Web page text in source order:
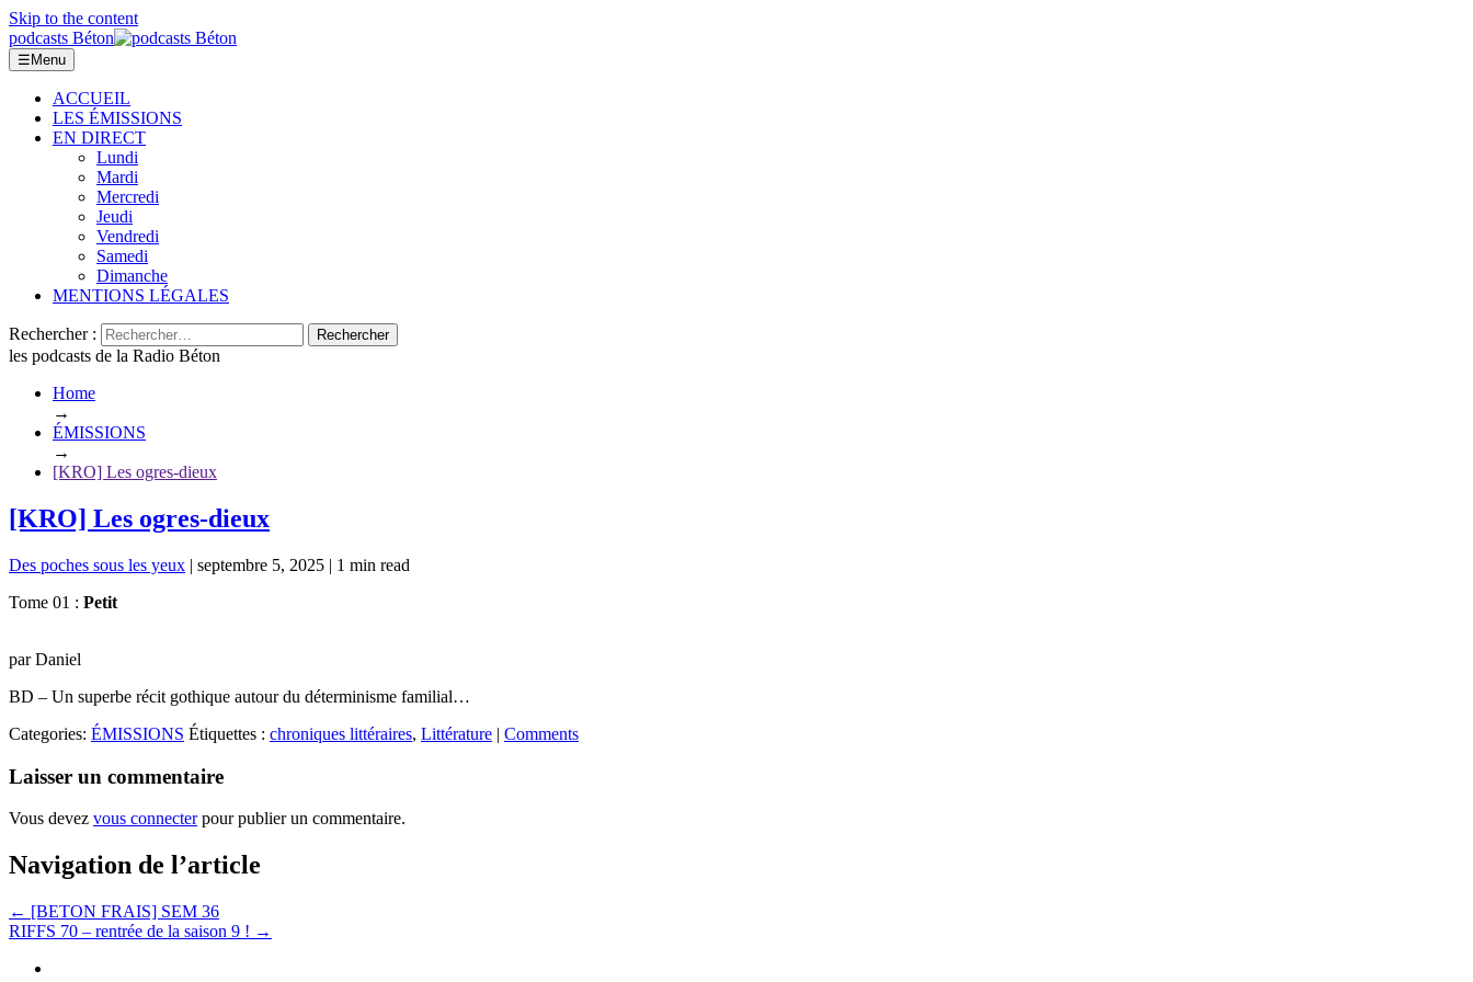
Skip to the content
podcasts Béton
☰ Menu
ACCUEIL
LES ÉMISSIONS
EN DIRECT
Lundi
Mardi
Mercredi
Jeudi
Vendredi
Samedi
Dimanche
MENTIONS LÉGALES
Rechercher :
les podcasts de la Radio Béton
Home
→
ÉMISSIONS
→
[KRO] Les ogres-dieux
[KRO] Les ogres-dieux
Des poches sous les yeux | septembre 5, 2025 | 1 min read
Tome 01 : Petit
par Daniel
BD – Un superbe récit gothique autour du déterminisme familial…
Categories: ÉMISSIONS Étiquettes : chroniques littéraires, Littérature | Comments
Laisser un commentaire
Vous devez vous connecterpour publier un commentaire.
Navigation de l’article
← [BETON FRAIS] SEM 36
RIFFS 70 – rentrée de la saison 9 ! →